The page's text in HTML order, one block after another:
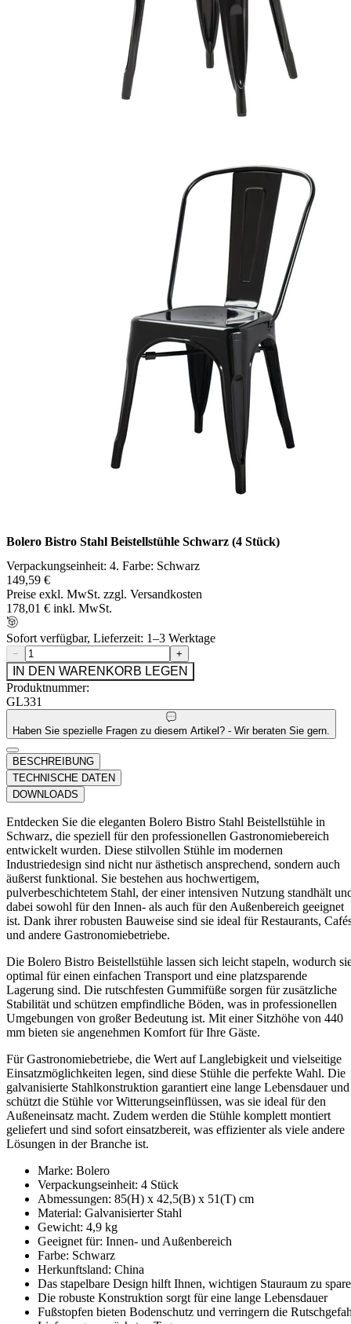
Bolero Bistro Stahl Beistellstühle Schwarz (4 Stück)
Verpackungseinheit: 4. Farbe: Schwarz
149,59 €
Preise exkl. MwSt. zzgl. Versandkosten
178,01 € inkl. MwSt.
Sofort verfügbar, Lieferzeit: 1–3 Werktage
− +
IN DEN WARENKORB LEGEN
Produktnummer:
GL331
Haben Sie spezielle Fragen zu diesem Artikel? - Wir beraten Sie gern.
BESCHREIBUNG
TECHNISCHE DATEN
DOWNLOADS
Entdecken Sie die eleganten Bolero Bistro Stahl Beistellstühle in
Schwarz, die speziell für den professionellen Gastronomiebereich
entwickelt wurden. Diese stilvollen Stühle im modernen
Industriedesign sind nicht nur ästhetisch ansprechend, sondern auch
äußerst funktional. Sie bestehen aus hochwertigem,
pulverbeschichtetem Stahl, der einer intensiven Nutzung standhält
dabei sowohl für den Innen- als auch für den Außenbereich geeignet
ist. Dank ihrer robusten Bauweise sind sie ideal für Restaurants,
und andere Gastronomiebetriebe.
Die Bolero Bistro Beistellstühle lassen sich leicht stapeln, wodurch
optimal für einen einfachen Transport und eine platzsparende
Lagerung sind. Die rutschfesten Gummifüße sorgen für zusätzliche
Stabilität und schützen empfindliche Böden, was in professionellen
Umgebungen von großer Bedeutung ist. Mit einer Sitzhöhe von 440
mm bieten sie angenehmen Komfort für Ihre Gäste.
Für Gastronomiebetriebe, die Wert auf Langlebigkeit und vielseitige
Einsatzmöglichkeiten legen, sind diese Stühle die perfekte Wahl. Die
galvanisierte Stahlkonstruktion garantiert eine lange Lebensdauer und
schützt die Stühle vor Witterungseinflüssen, was sie ideal für den
Außeneinsatz macht. Zudem werden die Stühle komplett montiert
geliefert und sind sofort einsatzbereit, was effizienter als viele andere
Lösungen in der Branche ist.
Marke: Bolero
Verpackungseinheit: 4 Stück
Abmessungen: 85(H) x 42,5(B) x 51(T) cm
Material: Galvanisierter Stahl
Gewicht: 4,9 kg
Geeignet für: Innen- und Außenbereich
Farbe: Schwarz
Herkunftsland: China
Das stapelbare Design hilft Ihnen, wichtigen Stauraum zu
Die robuste Konstruktion sorgt für eine lange Lebensdauer
Fußstopfen bieten Bodenschutz und verringern die